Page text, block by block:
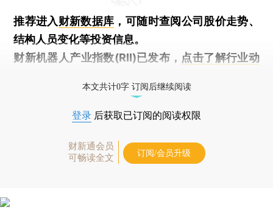
推荐进入财新数据库 ，可随时查阅公司股价走势、
结构人员变化等投资信息。
财新机器人产业指数(RII)已发布， 点击了解行业动
本文共计0字 订阅后继续阅读
登录 后获取已订阅的阅读权限
财新通会员
可畅读全文
订阅/会员升级